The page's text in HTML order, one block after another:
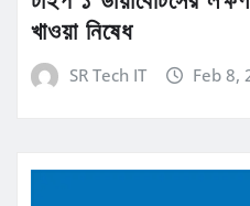
খাওয়া নিষেধ
SR Tech IT Feb 8,